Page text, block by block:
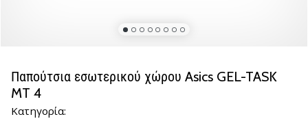
Accelerate
NITRO
SQD
5!
Παπούτσια εσωτερικού χώρου Asics GEL-TASK
MT 4
Κατηγορία: